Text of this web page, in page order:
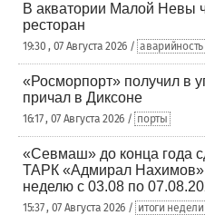
В акватории Малой Невы
ресторан
19:30 , 07 Августа 2026 /
«Росморпорт» получил в
причал в Диксоне
16:17 , 07 Августа 2026 / порты
«Севмаш» до конца года
ТАРК «Адмирал
неделю с 03.08 по
15:37 , 07 Августа 2026 / итоги недели